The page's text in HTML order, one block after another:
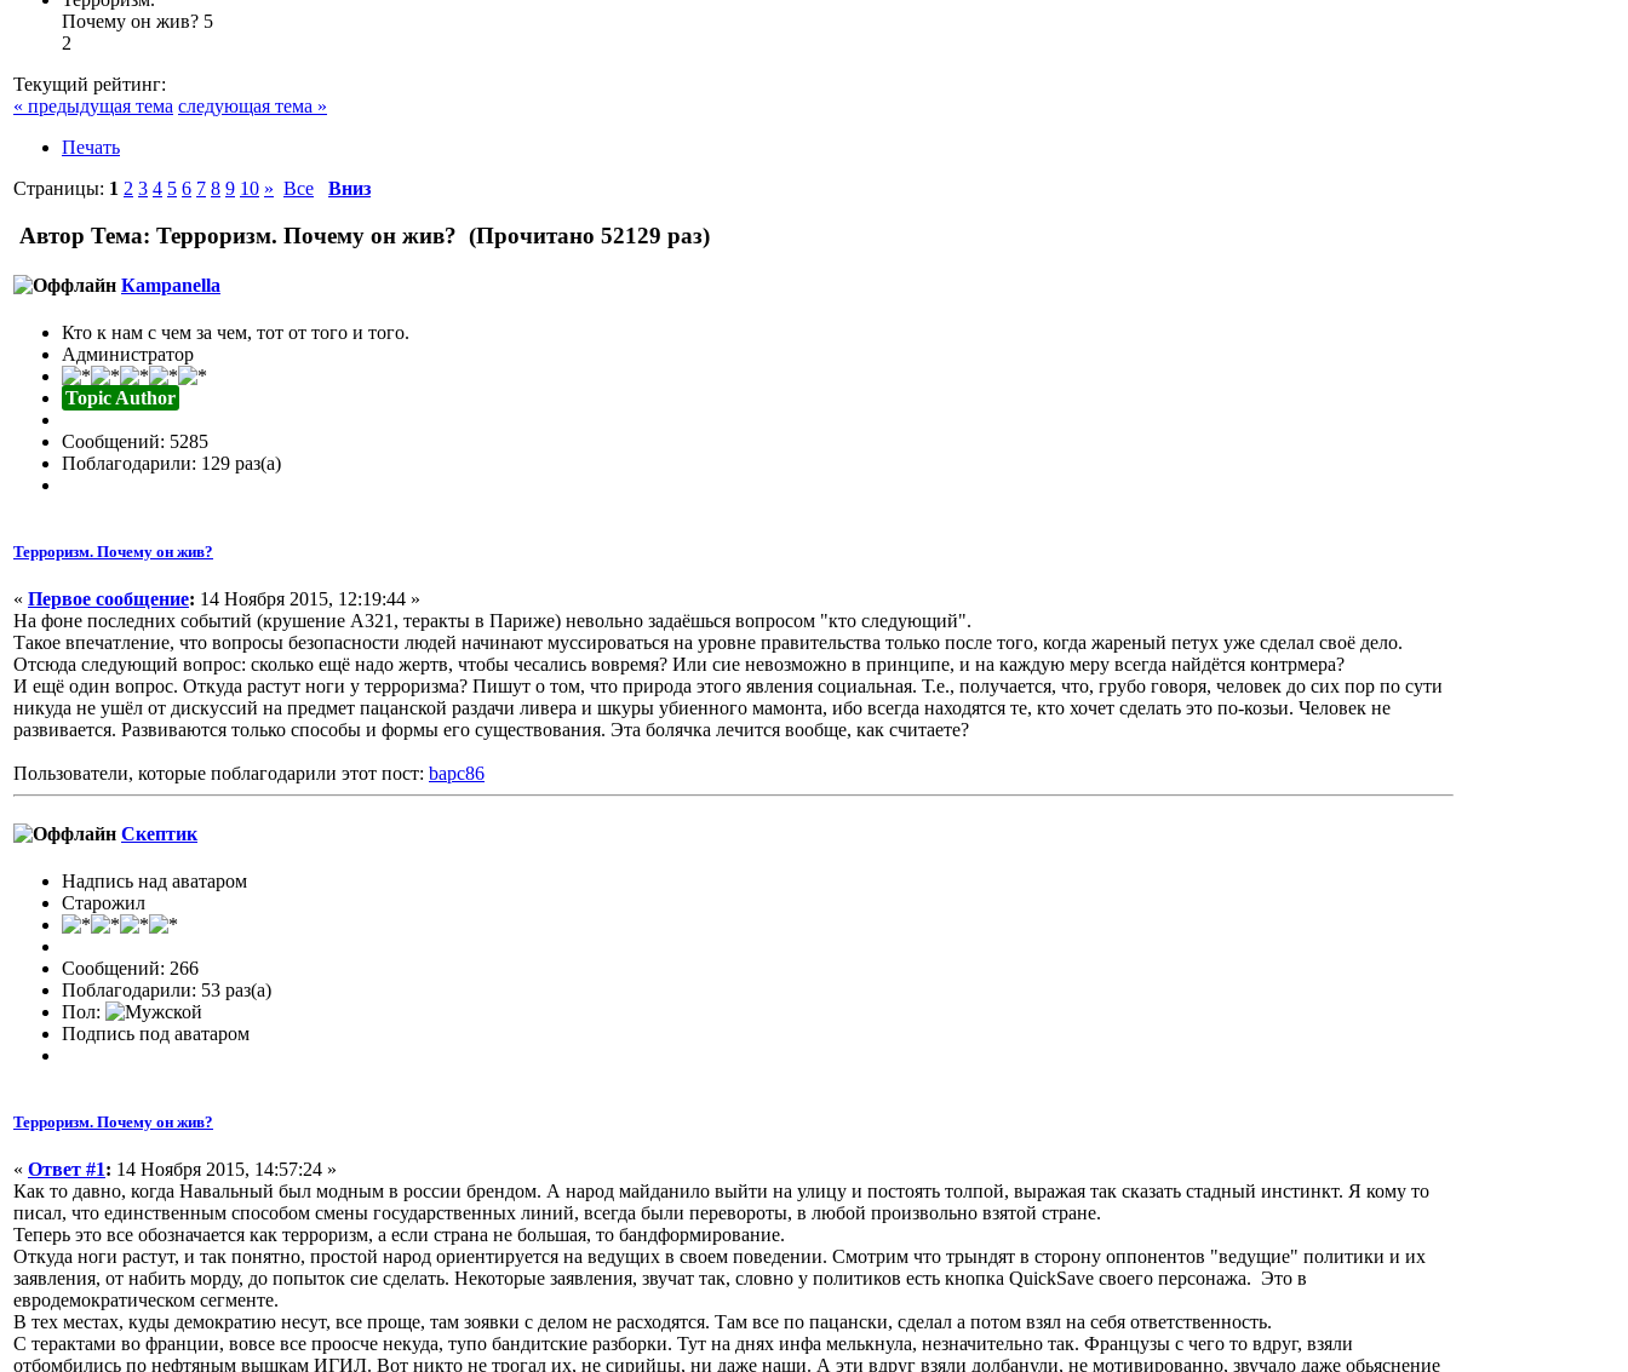
Почему он жив? 5
2
Текущий рейтинг:
« предыдущая тема следующая тема »
Печать
Страницы: 1 2 3 4 5 6 7 8 9 10 » Все Вниз
Автор Тема: Терроризм. Почему он жив? (Прочитано 52129 раз)
Кampanella
Кто к нам с чем за чем, тот от того и того.
Администратор
Topic Author
Сообщений: 5285
Поблагодарили: 129 раз(а)
Терроризм. Почему он жив?
« Первое сообщение: 14 Ноября 2015, 12:19:44 »
На фоне последних событий (крушение А321, теракты в Париже) невольно задаёшься вопросом "кто следующий".
Такое впечатление, что вопросы безопасности людей начинают муссироваться на уровне правительства только после того, когда жареный петух уже сделал своё дело.
Отсюда следующий вопрос: сколько ещё надо жертв, чтобы чесались вовремя? Или сие невозможно в принципе, и на каждую меру всегда найдётся контрмера?
И ещё один вопрос. Откуда растут ноги у терроризма? Пишут о том, что природа этого явления социальная. Т.е., получается, что, грубо говоря, человек до сих пор по сути
никуда не ушёл от дискуссий на предмет пацанской раздачи ливера и шкуры убиенного мамонта, ибо всегда находятся те, кто хочет сделать это по-козьи. Человек не
развивается. Развиваются только способы и формы его существования. Эта болячка лечится вообще, как считаете?
Пользователи, которые поблагодарили этот пост: bapc86
Скептик
Надпись над аватаром
Старожил
Сообщений: 266
Поблагодарили: 53 раз(а)
Пол:
Подпись под аватаром
Терроризм. Почему он жив?
« Ответ #1: 14 Ноября 2015, 14:57:24 »
Как то давно, когда Навальный был модным в россии брендом. А народ майданило выйти на улицу и постоять толпой, выражая так сказать стадный инстинкт. Я кому то
писал, что единственным способом смены государственных линий, всегда были перевороты, в любой произвольно взятой стране.
Теперь это все обозначается как терроризм, а если страна не большая, то бандформирование.
Откуда ноги растут, и так понятно, простой народ ориентируется на ведущих в своем поведении. Смотрим что трындят в сторону оппонентов "ведущие" политики и их
заявления, от набить морду, до попыток сие сделать. Некоторые заявления, звучат так, словно у политиков есть кнопка QuickSave своего персонажа. Это в
евродемократическом сегменте.
В тех местах, куды демократию несут, все проще, там зоявки с делом не расходятся. Там все по пацански, сделал а потом взял на себя ответственность.
С терактами во франции, вовсе все проосче некуда, тупо бандитские разборки. Тут на днях инфа мелькнула, незначительно так. Французы с чего то вдруг, взяли
отбомбились по нефтяным вышкам ИГИЛ. Вот никто не трогал их, не сирийцы, ни даже наши. А эти вдруг взяли долбанули, не мотивированно, звучало даже обьяснение